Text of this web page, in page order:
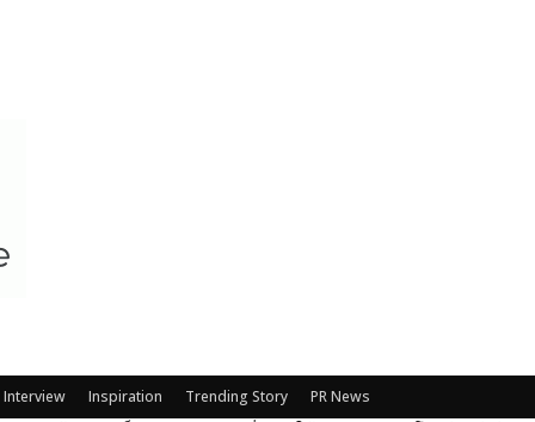
Interview Inspiration Trending Story PR News